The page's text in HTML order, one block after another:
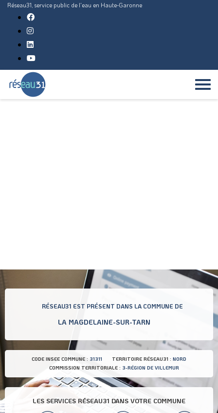
Réseau31, service public de l'eau en Haute-Garonne
RÉSEAU31 EST PRÉSENT DANS LA COMMUNE DE
LA MAGDELAINE-SUR-TARN
CODE INSEE COMMUNE : 31311 TERRITOIRE RÉSEAU31 : NORD
COMMISSION TERRITORIALE : 3-RÉGION DE VILLEMUR
LES SERVICES RÉSEAU31 DANS VOTRE COMMUNE